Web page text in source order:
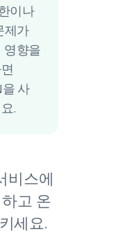
이나
제가
영향을
사
.
비스에
고 온
세요.